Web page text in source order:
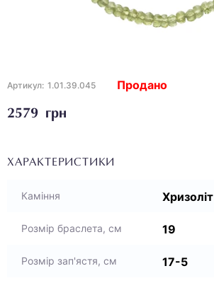
Артикул: 1.01.39.045
2579 грн
Продано
ХАРАКТЕРИСТИКИ
Каміння Хризоліт
Розмір браслета, см 19
Розмір зап'ястя, см 17-5